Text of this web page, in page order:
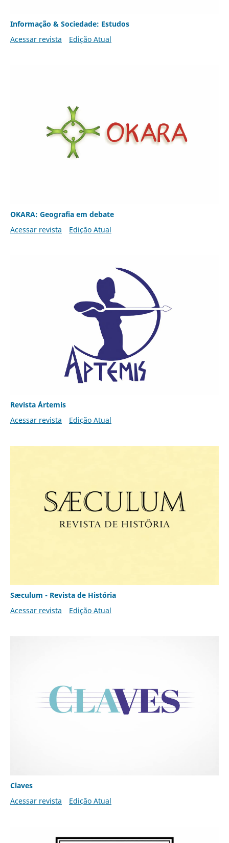
Informação & Sociedade: Estudos
Acessar revista
Edição Atual
OKARA: Geografia em debate
Acessar revista
Edição Atual
Revista Ártemis
Acessar revista
Edição Atual
Sæculum - Revista de História
Acessar revista
Edição Atual
Claves
Acessar revista
Edição Atual